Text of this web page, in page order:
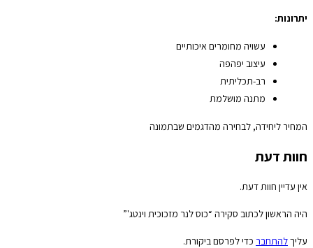
יתרונות:
עשויה מחומרים איכותיים
עיצוב יפהפה
רב-תכליתית
מתנה מושלמת
המחיר ליחידה, לבחירה מהדגמים שבתמונה
חוות דעת
אין עדיין חוות דעת.
היה הראשון לכתוב סקירה “כוס לנר מזכוכית וינטג'”
עליךלהתחבר כדי לפרסם ביקורת.